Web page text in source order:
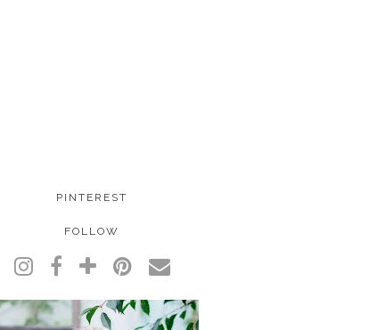
PINTEREST
FOLLOW